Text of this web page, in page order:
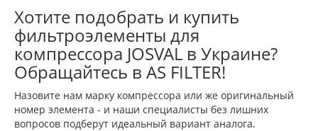
Хотите подобрать и купить
фильтроэлементы для
компрессора JOSVAL в Украине?
Обращайтесь в AS FILTER!
Назовите нам марку компрессора или же оригинальный
номер элемента - и наши специалисты без лишних
вопросов подберут идеальный вариант аналога.